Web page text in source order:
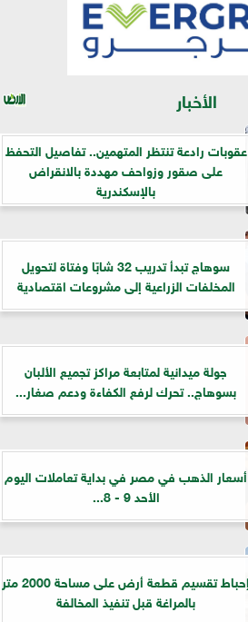
الأخبار
عقوبات رادعة تنتظر المتهمين.. تفاصيل التحفظ
على صقور وزواحف مهددة بالانقراض
بالإسكندرية
سوهاج تبدأ تدريب 32 شابًا وفتاة لتحويل
المخلفات الزراعية إلى مشروعات اقتصادية
جولة ميدانية لمتابعة مراكز تجميع الألبان
بسوهاج.. تحرك لرفع الكفاءة ودعم صغار...
أسعار الذهب في مصر في بداية تعاملات اليوم
الأحد 9 - 8...
إحباط تقسيم قطعة أرض على مساحة 2000 متر
بالمراغة قبل تنفيذ المخالفة